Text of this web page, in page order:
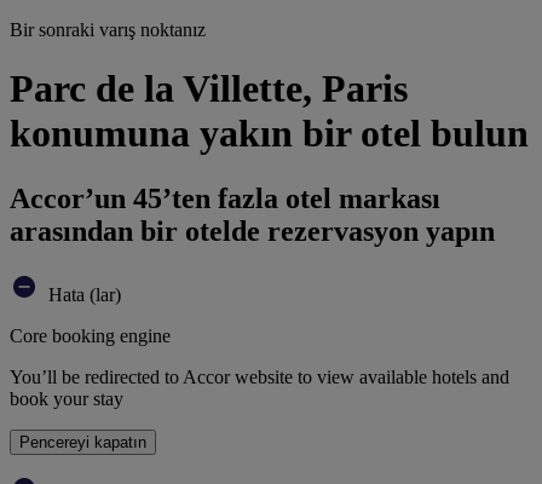
Bir sonraki varış noktanız
Parc de la Villette, Paris
konumuna yakın bir otel bulun
Accor’un 45’ten fazla otel markası
arasından bir otelde rezervasyon yapın
Hata (lar)
Core booking engine
You’ll be redirected to Accor website to view available hotels and
book your stay
Pencereyi kapatın